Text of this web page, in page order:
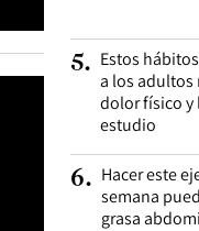
5. Estos
a los adultos
dolor físico y
estudio
6. Hacer este
semana
grasa